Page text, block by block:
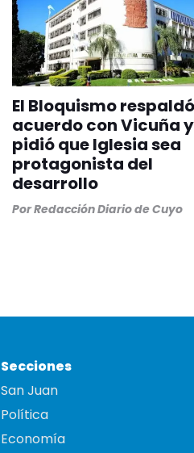
El Bloquismo
acuerdo con Vicuña y
pidió que Iglesia sea
protagonista del
desarrollo
PorRedacción Diario de Cuyo
Secciones
San Juan
Política
Economía